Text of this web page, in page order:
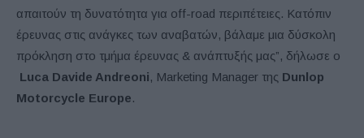
απαιτούν τη δυνατότητα για off-road περιπέτειες. Κατόπιν
έρευνας στις ανάγκες των αναβατών, βάλαμε μια δύσκολη
πρόκληση στο τμήμα έρευνας & ανάπτυξής μας”, δήλωσε ο
Luca Davide Andreoni, Marketing Manager της Dunlop
Motorcycle Europe.